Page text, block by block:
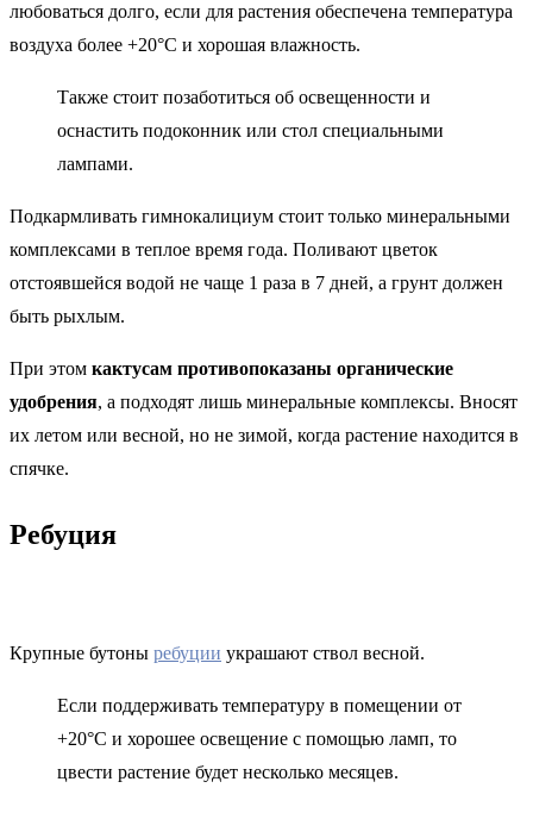
любоваться долго, если для растения обеспечена температура
воздуха более +20°C и хорошая влажность.
Также стоит позаботиться об освещенности и
оснастить подоконник или стол специальными
лампами.
Подкармливать гимнокалициум стоит только минеральными
комплексами в теплое время года. Поливают цветок
отстоявшейся водой не чаще 1 раза в 7 дней, а грунт должен
быть рыхлым.
При этом кактусам противопоказаны органические
удобрения, а подходят лишь минеральные комплексы. Вносят
их летом или весной, но не зимой, когда растение находится в
спячке.
Ребуция
Крупные бутоны ребуции украшают ствол весной.
Если поддерживать температуру в помещении от
+20°C и хорошее освещение с помощью ламп, то
цвести растение будет несколько месяцев.